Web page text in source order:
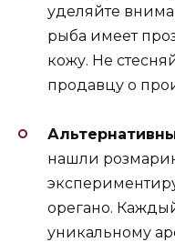
уделяйте
рыба имеет
кожу. Не
продавцу о
нашли
орегано.
уникальному